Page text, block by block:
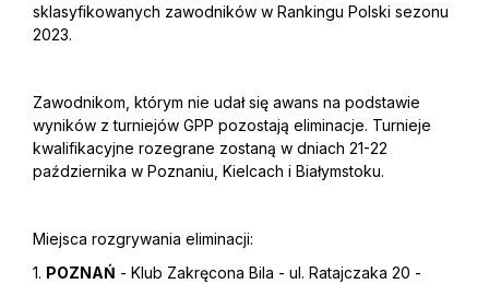
sklasyfikowanych zawodników w Rankingu Polski sezonu
2023.
Zawodnikom, którym nie udał się awans na podstawie
wyników z turniejów GPP pozostają eliminacje. Turnieje
kwalifikacyjne rozegrane zostaną w dniach 21-22
października w Poznaniu, Kielcach i Białymstoku.
Miejsca rozgrywania eliminacji:
1. POZNAŃ - Klub Zakręcona Bila - ul. Ratajczaka 20 -